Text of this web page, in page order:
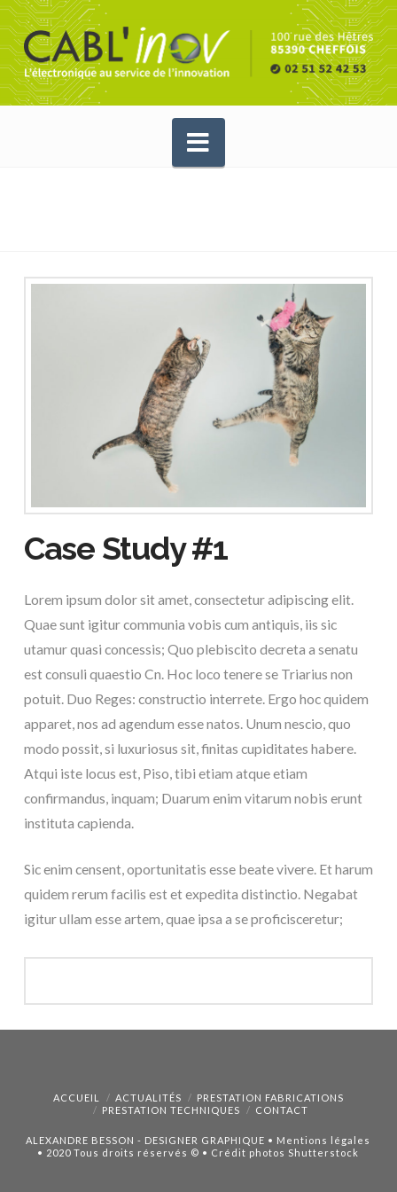
Navigation
Case Study #1
Lorem ipsum dolor sit amet, consectetur adipiscing elit.
Quae sunt igitur communia vobis cum antiquis, iis sic
utamur quasi concessis; Quo plebiscito decreta a senatu
est consuli quaestio Cn. Hoc loco tenere se Triarius non
potuit. Duo Reges: constructio interrete. Ergo hoc quidem
apparet, nos ad agendum esse natos. Unum nescio, quo
modo possit, si luxuriosus sit, finitas cupiditates habere.
Atqui iste locus est, Piso, tibi etiam atque etiam
confirmandus, inquam; Duarum enim vitarum nobis erunt
instituta capienda.
Sic enim censent, oportunitatis esse beate vivere. Et harum
quidem rerum facilis est et expedita distinctio. Negabat
igitur ullam esse artem, quae ipsa a se proficisceretur;
ACCUEIL ACTUALITÉS
PRESTATION FABRICATIONS
PRESTATION TECHNIQUES
CONTACT
ALEXANDRE BESSON - DESIGNER GRAPHIQUE • Mentions légales
• 2020 Tous droits réservés © • Crédit photos Shutterstock